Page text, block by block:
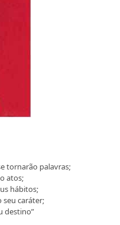
tornarão palavras;
atos;
hábitos;
seu caráter;
destino”